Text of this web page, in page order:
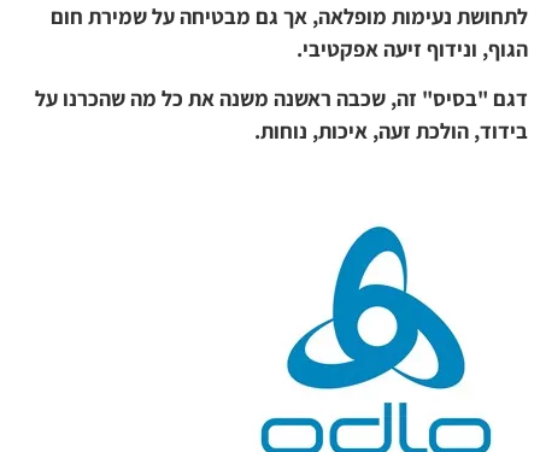
לתחושת נעימות מופלאה, אך גם מבטיחה על שמירת חום
הגוף, ונידוף זיעה אפקטיבי.
דגם "בסיס" זה, שכבה ראשנה משנה את כל מה שהכרנו על
בידוד, הולכת זעה, איכות, נוחות.